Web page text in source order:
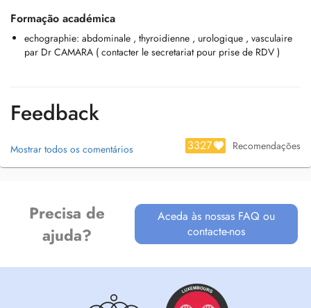
Formação académica
echographie: abdominale , thyroidienne , urologique , vasculaire
par Dr CAMARA ( contacter le secretariat pour prise de RDV )
Feedback
Mostrar todos os comentários 3327 Recomendações
Precisa de
ajuda?
Aceda às nossas FAQ ou
contacte-nos